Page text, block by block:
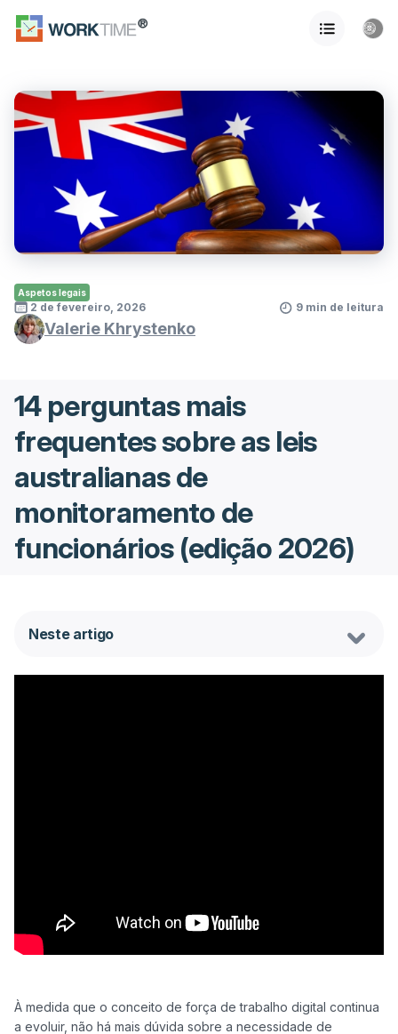
Aspetos legais
2 de fevereiro, 2026 9 min de leitura
Valerie Khrystenko
14 perguntas mais
frequentes sobre as leis
australianas de
monitoramento de
funcionários (edição 2026)
Neste artigo
À medida que o conceito de força de trabalho digital continua
a evoluir, não há mais dúvida sobre a necessidade de